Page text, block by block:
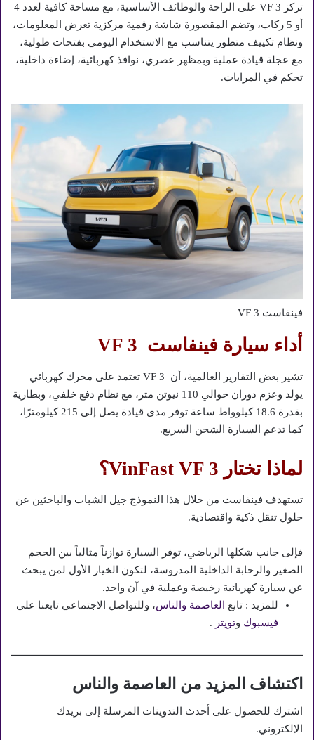
تركز VF 3 على الراحة والوظائف الأساسية، مع مساحة كافية لعدد 4
أو 5 ركاب، وتضم المقصورة شاشة رقمية مركزية تعرض المعلومات،
ونظام تكييف متطور يتناسب مع الاستخدام اليومي بفتحات طولية،
مع عجلة قيادة عملية وبمظهر عصري، نوافذ كهربائية، إضاءة داخلية،
تحكم في المرايات.
فينفاست VF 3
أداء سيارة فينفاست VF 3
تشير بعض التقارير العالمية، أن VF 3 تعتمد على محرك كهربائي
يولد وعزم دوران حوالي 110 نيوتن متر، مع نظام دفع خلفي، وبطارية
بقدرة 18.6 كيلوواط ساعة توفر مدى قيادة يصل إلى 215 كيلومترًا،
كما تدعم السيارة الشحن السريع.
لماذا تختار VinFast VF 3؟
تستهدف فينفاست من خلال هذا النموذج جيل الشباب والباحثين عن
حلول تنقل ذكية واقتصادية.
فإلى جانب شكلها الرياضي، توفر السيارة توازناً مثالياً بين الحجم
الصغير والرحابة الداخلية المدروسة، لتكون الخيار الأول لمن يبحث
عن سيارة كهربائية رخيصة وعملية في آن واحد.
للمزيد : تابع
العاصمة والناس، وللتواصل الاجتماعي تابعنا علي
فيسبوك وتويتر .
اكتشاف المزيد من العاصمة والناس
اشترك للحصول على أحدث التدوينات المرسلة إلى بريدك
الإلكتروني.